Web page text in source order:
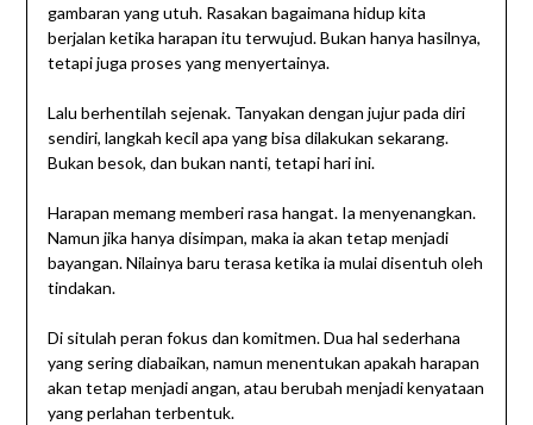
gambaran yang utuh. Rasakan bagaimana hidup kita
berjalan ketika harapan itu terwujud. Bukan hanya hasilnya,
tetapi juga proses yang menyertainya.
Lalu berhentilah sejenak. Tanyakan dengan jujur pada diri
sendiri, langkah kecil apa yang bisa dilakukan sekarang.
Bukan besok, dan bukan nanti, tetapi hari ini.
Harapan memang memberi rasa hangat. Ia menyenangkan.
Namun jika hanya disimpan, maka ia akan tetap menjadi
bayangan. Nilainya baru terasa ketika ia mulai disentuh oleh
tindakan.
Di situlah peran fokus dan komitmen. Dua hal sederhana
yang sering diabaikan, namun menentukan apakah harapan
akan tetap menjadi angan, atau berubah menjadi kenyataan
yang perlahan terbentuk.